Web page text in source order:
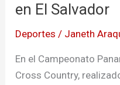
en El Salvador
Deportes / Janeth
En el Campeonato
Cross Country,
de